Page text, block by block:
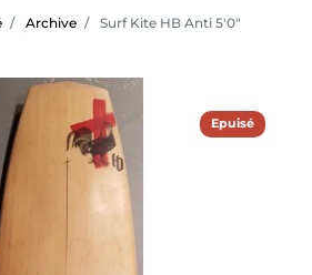
Archive Surf Kite HB Anti 5'0"
Epuisé